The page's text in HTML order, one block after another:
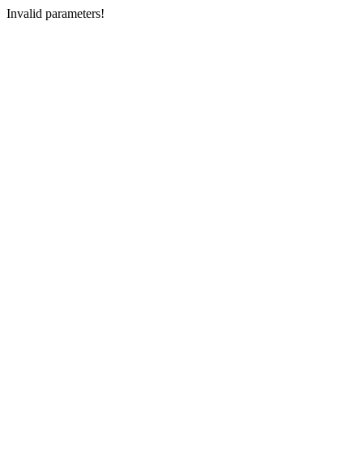
Invalid parameters!